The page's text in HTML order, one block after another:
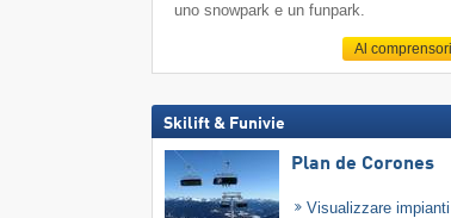
uno snowpark e un funpark.
Al
Skilift & Funivie
Plan de Corones
Visualizzare